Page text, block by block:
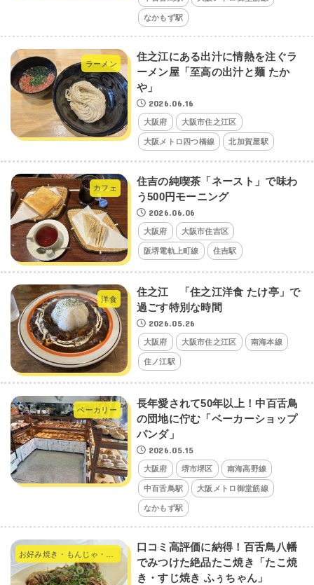
なかもず駅
ラーメン
住之江にある出汁に情熱を注ぐラ
ーメン屋「至高の出汁と麺 たか
や」
2026.06.16
大阪府 大阪市住之江区
大阪メトロ四つ橋線 北加賀屋駅
カフェ
住吉の純喫茶「ネースト」で味わ
う500円モーニング
2026.06.06
大阪府 大阪市住吉区
阪堺電軌上町線 住吉駅
洋食
住之江 「住之江洋食 たけ亭」で
過ごす特別な時間
2026.05.26
大阪府 大阪市住之江区 南海本線
住ノ江駅
ベーカリー
長年愛されて50年以上！中百舌鳥
の団地に佇む「ベーカーショップ
パンダ」
2026.05.15
大阪府 堺市堺区 南海高野線
中百舌鳥駅 大阪メトロ御堂筋線
なかもず駅
口コミ高評価に納得！百舌鳥八幡
でみつけた絶品たこ焼き「たこ焼
き・すじ焼き ふぅちゃん」